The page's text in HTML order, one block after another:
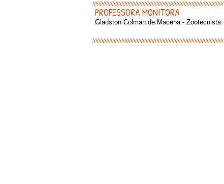
//////////////////////////////////////////////////////////////////////////////////////
PROFESSORA MONITORA
Gladston Colman de Macena - Zootecnista
//////////////////////////////////////////////////////////////////////////////////////